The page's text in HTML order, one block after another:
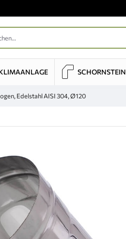
SCHORNSTEIN
Edelstahl AISI 304, Ø120